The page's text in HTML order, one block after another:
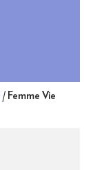
/ Femme Vie